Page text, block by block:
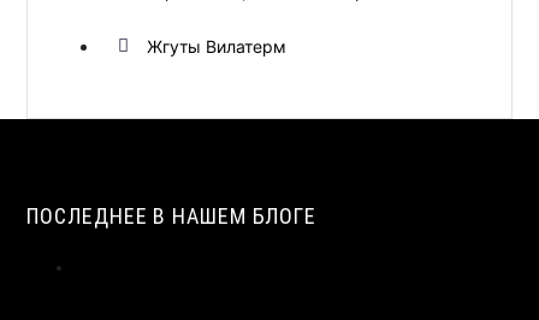
Жгуты Вилатерм
ПОСЛЕДНЕЕ В НАШЕМ БЛОГЕ